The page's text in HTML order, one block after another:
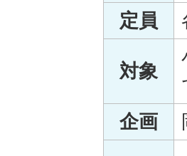
定員
対象
企画